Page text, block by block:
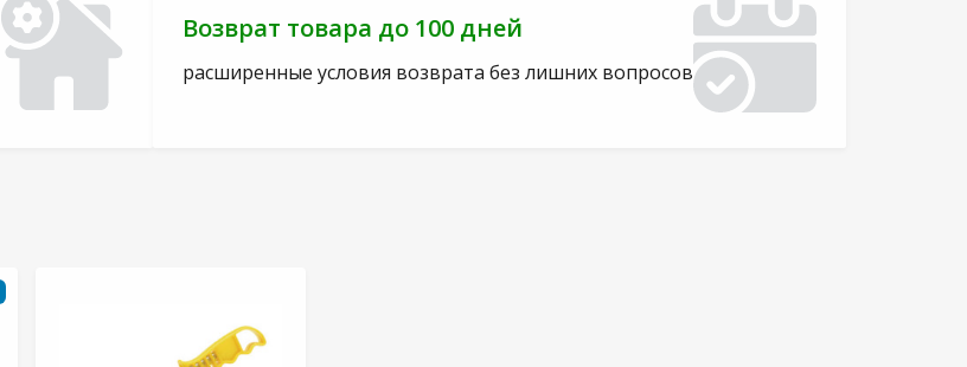
Возврат товара до 100 дней
расширенные условия возврата без лишних вопросов